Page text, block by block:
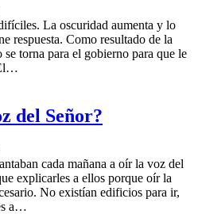
La oscuridad aumenta y lo
respuesta. Como resultado de la
torna para el gobierno para que le
del Señor?
cada mañana a oír la voz del
explicarles a ellos porque oír la
No existían edificios para ir,
a…